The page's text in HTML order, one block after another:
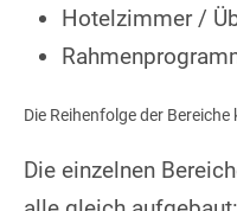
Hotelzimmer /
Die Reihenfolge der
Die einzelnen